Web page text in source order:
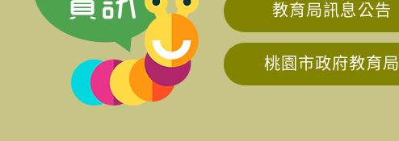
教育局訊息公告
桃園市政府教育局